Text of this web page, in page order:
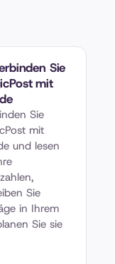
Sie
mit
Sie
mit
und lesen
Sie
in Ihrem
Sie sie